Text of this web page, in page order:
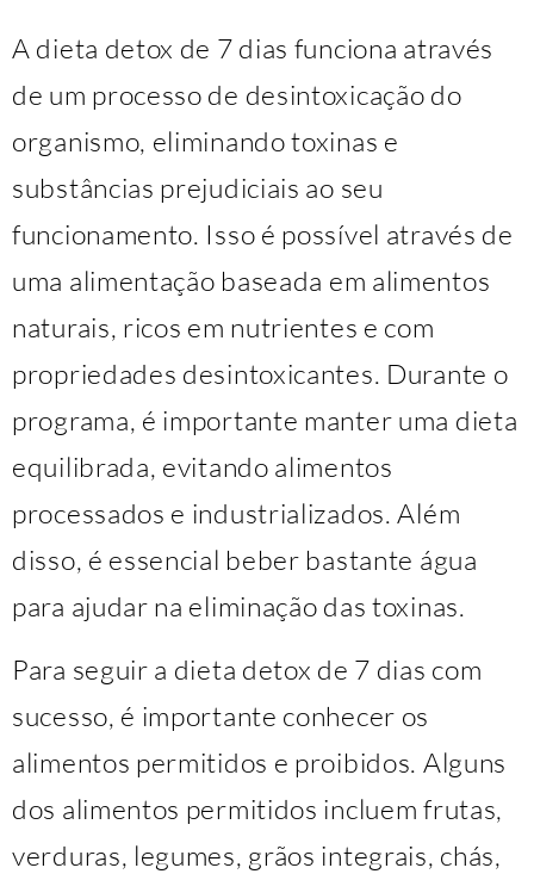
A dieta detox de 7 dias funciona através
de um processo de desintoxicação do
organismo, eliminando toxinas e
substâncias prejudiciais ao seu
funcionamento. Isso é possível através de
uma alimentação baseada em alimentos
naturais, ricos em nutrientes e com
propriedades desintoxicantes. Durante o
programa, é importante manter uma dieta
equilibrada, evitando alimentos
processados e industrializados. Além
disso, é essencial beber bastante água
para ajudar na eliminação das toxinas.
Para seguir a dieta detox de 7 dias com
sucesso, é importante conhecer os
alimentos permitidos e proibidos. Alguns
dos alimentos permitidos incluem frutas,
verduras, legumes, grãos integrais, chás,